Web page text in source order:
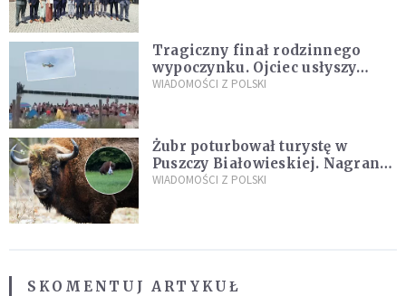
Tragiczny finał rodzinnego
wypoczynku. Ojciec usłyszy
zarzuty
WIADOMOŚCI Z POLSKI
Żubr poturbował turystę w
Puszczy Białowieskiej. Nagranie
daje do myślenia
WIADOMOŚCI Z POLSKI
SKOMENTUJ ARTYKUŁ